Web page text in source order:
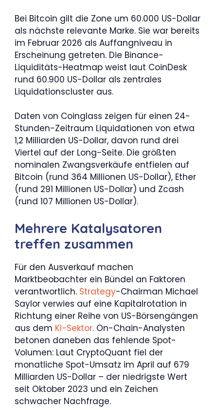
Bei Bitcoin gilt die Zone um 60.000 US-Dollar
als nächste relevante Marke. Sie war bereits
im Februar 2026 als Auffangniveau in
Erscheinung getreten. Die Binance-
Liquiditäts-Heatmap weist laut CoinDesk
rund 60.900 US-Dollar als zentrales
Liquidationscluster aus.
Daten von Coinglass zeigen für einen 24-
Stunden-Zeitraum Liquidationen von etwa
1,2 Milliarden US-Dollar, davon rund drei
Viertel auf der Long-Seite. Die größten
nominalen Zwangsverkäufe entfielen auf
Bitcoin (rund 364 Millionen US-Dollar), Ether
(rund 291 Millionen US-Dollar) und Zcash
(rund 107 Millionen US-Dollar).
Mehrere Katalysatoren
treffen zusammen
Für den Ausverkauf machen
Marktbeobachter ein Bündel an Faktoren
verantwortlich. Strategy-Chairman Michael
Saylor verwies auf eine Kapitalrotation in
Richtung einer Reihe von US-Börsengängen
aus dem KI-Sektor. On-Chain-Analysten
betonen daneben das fehlende Spot-
Volumen: Laut CryptoQuant fiel der
monatliche Spot-Umsatz im April auf 679
Milliarden US-Dollar – der niedrigste Wert
seit Oktober 2023 und ein Zeichen
schwacher Nachfrage.